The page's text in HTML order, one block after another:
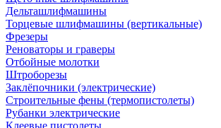
Дельташлифмашины
Торцевые шлифмашины (вертикальные)
Фрезеры
Реноваторы и граверы
Отбойные молотки
Штроборезы
Заклёпочники (электрические)
Строительные фены (термопистолеты)
Рубанки электрические
Клеевые пистолеты